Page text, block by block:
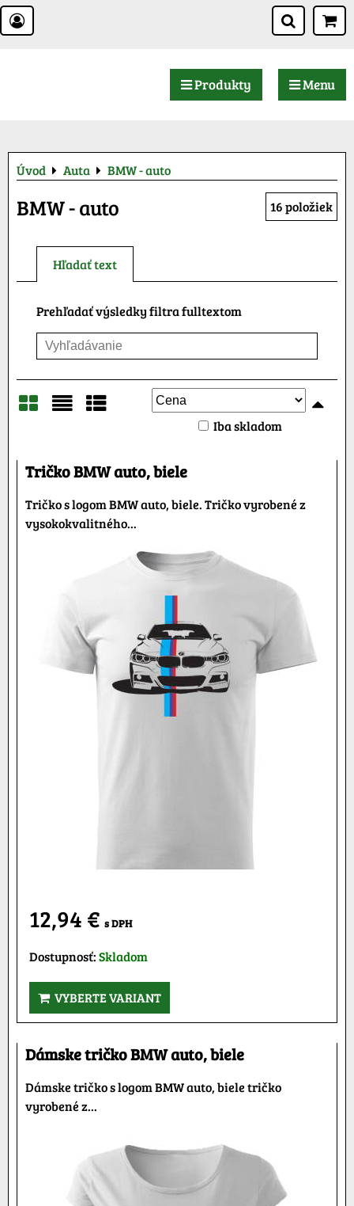
Produkty Menu
Úvod Auta BMW - auto
BMW - auto 16položiek
Hľadať text
Prehľadať výsledky filtra fulltextom
Iba skladom
Tričko BMW auto, biele
Tričko s logom BMW auto, biele. Tričko vyrobené z
vysokokvalitného...
12,94 € s DPH
Dostupnosť:Skladom
VYBERTE VARIANT
Dámske tričko BMW auto, biele
Dámske tričko s logom BMW auto, biele tričko
vyrobené z...